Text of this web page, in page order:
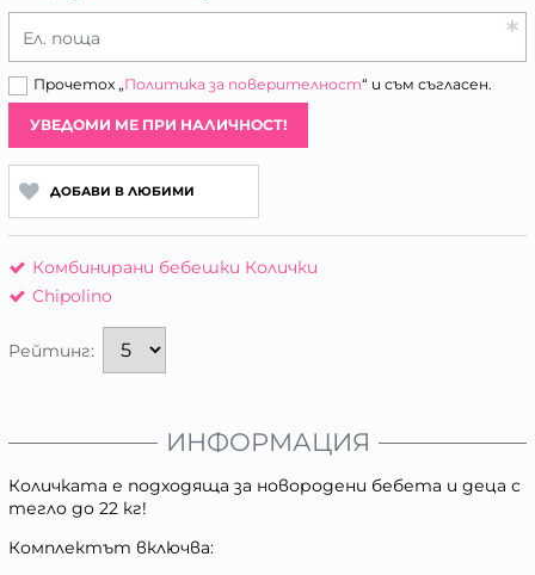
Ел. поща
Прочетох „Политика за поверителност“ и съм съгласен.
УВЕДОМИ МЕ ПРИ НАЛИЧНОСТ!
ДОБАВИ В ЛЮБИМИ
Комбинирани бебешки Колички
Chipolino
Рейтинг:
ИНФОРМАЦИЯ
Количката е подходяща за новородени бебета и деца с
тегло до 22 кг!
Комплектът включва: